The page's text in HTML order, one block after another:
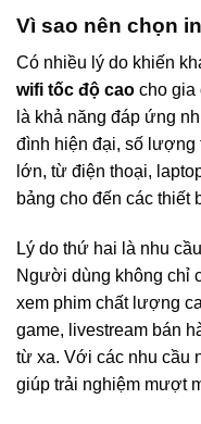
Vì sao nên chọn
Có nhiều lý do khiến
wifi tốc độ cao cho gia
là khả năng đáp ứng
đình hiện đại, số lượng
lớn, từ điện thoại,
bảng cho đến các thiết
Lý do thứ hai là nhu
Người dùng không chỉ
xem phim chất lượng
game, livestream bán
từ xa. Với các nhu cầu
giúp trải nghiệm mượt